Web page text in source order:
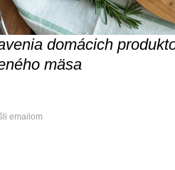
domácich
mäsa
emailom